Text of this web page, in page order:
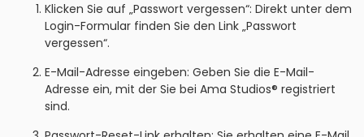
Klicken Sie auf „Passwort vergessen“: Direkt unter dem
Login-Formular finden Sie den Link „Passwort
vergessen“.
E-Mail-Adresse eingeben: Geben Sie die E-Mail-
Adresse ein, mit der Sie bei Ama Studios® registriert
sind.